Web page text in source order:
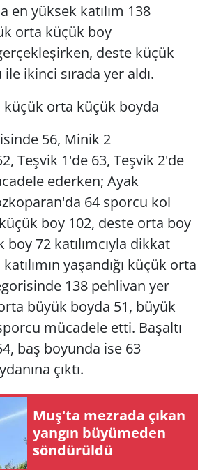
en yüksek katılım 138
orta küçük boy
deste küçük
ikinci sırada yer aldı.
küçük orta küçük boyda
56, Minik 2
Teşvik 1'de 63, Teşvik 2'de
ederken; Ayak
64 sporcu kol
boy 102, deste orta boy
72 katılımcıyla dikkat
yaşandığı küçük orta
138 pehlivan yer
büyük boyda 51, büyük
mücadele etti. Başaltı
baş boyunda ise 63
çıktı.
Muş'ta mezrada çıkan
yangın büyümeden
söndürüldü